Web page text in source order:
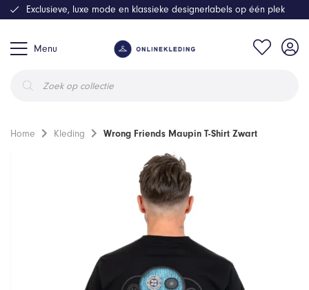
Menu
zoeken
Exclusieve, luxe mode en klassieke designerlabels op één plek
Home Kleding Wrong Friends Maupin T-Shirt Zwart